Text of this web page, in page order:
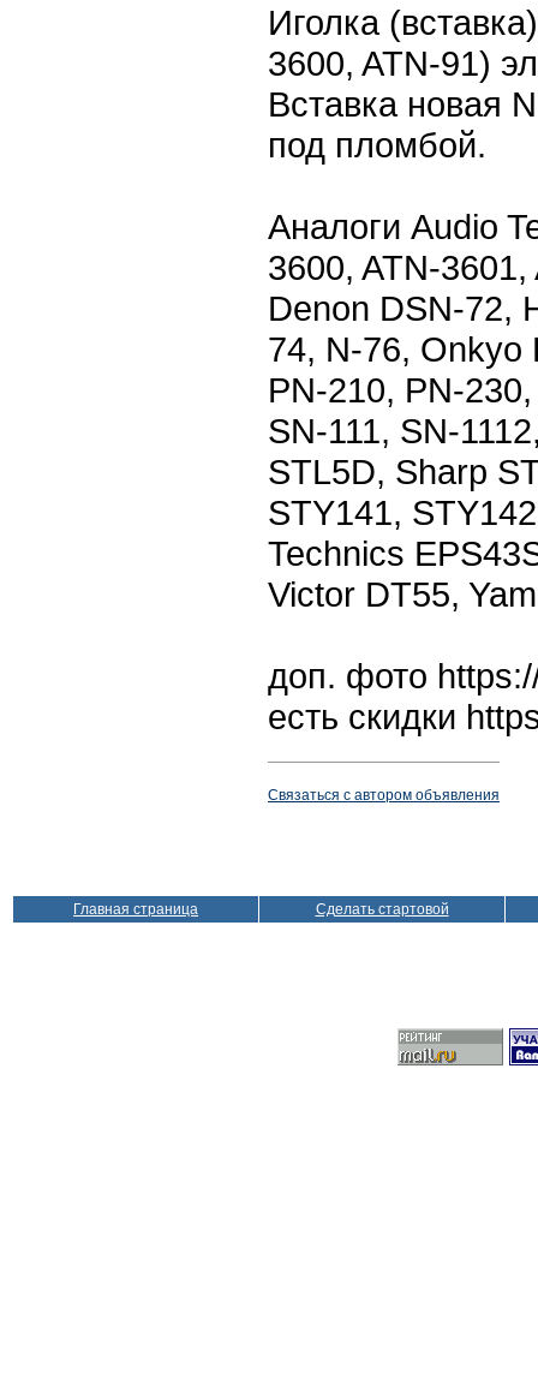
Иголка
3600, ATN-91)
Вставка новая
под пломбой.
Аналоги Audio
3600, ATN-
Denon DSN-72,
74, N-76, Onkyo
PN-210, PN-
SN-111, SN-
STL5D, Sharp
STY141,
Technics
Victor DT55,
доп. фото
есть скидки
Связаться с автором объявления
Главная страница Сделать стартовой